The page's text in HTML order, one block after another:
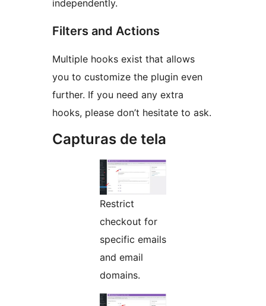
independently.
Filters and Actions
Multiple hooks exist that allows
you to customize the plugin even
further. If you need any extra
hooks, please don’t hesitate to ask.
Capturas de tela
Restrict
checkout for
specific emails
and email
domains.